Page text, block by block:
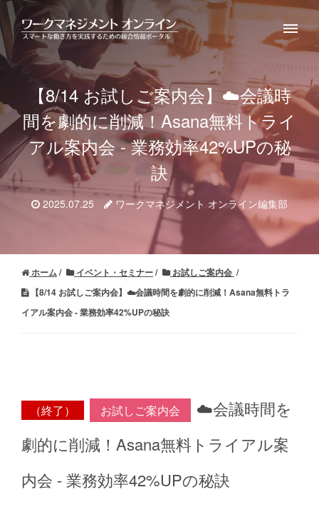
【8/14 お試しご案内会】☁️会議時
間を劇的に削減！Asana無料トライ
アル案内会 - 業務効率42%UPの秘
訣
2025.07.25 ワークマネジメント オンライン編集部
ホーム イベント・セミナー
お試しご案内会
【8/14 お試しご案内会】☁️会議時間を劇的に削減！Asana無料トラ
イアル案内会 - 業務効率42%UPの秘訣
（終了） お試しご案内会
☁️会議時間を
劇的に削減！Asana無料トライアル案
内会 - 業務効率42%UPの秘訣